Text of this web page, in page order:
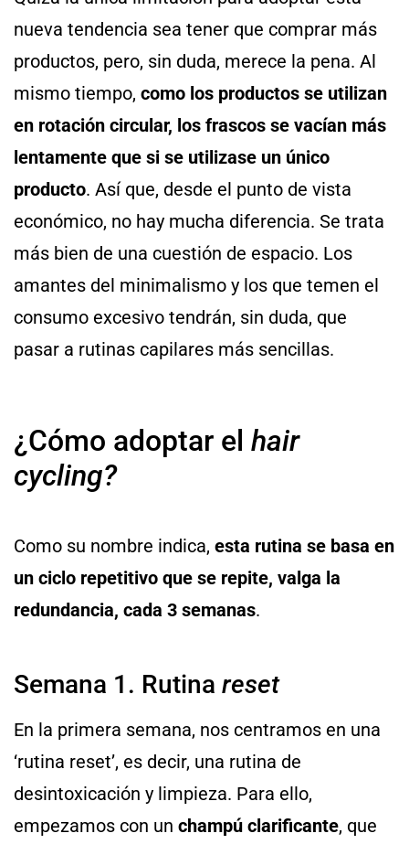
nueva tendencia sea tener que comprar más
productos, pero, sin duda, merece la pena. Al
mismo tiempo, como los productos se utilizan
en rotación circular, los frascos se vacían más
lentamente que si se utilizase un único
producto. Así que, desde el punto de vista
económico, no hay mucha diferencia. Se trata
más bien de una cuestión de espacio. Los
amantes del minimalismo y los que temen el
consumo excesivo tendrán, sin duda, que
pasar a rutinas capilares más sencillas.
¿Cómo adoptar el hair
cycling?
Como su nombre indica, esta rutina se basa en
un ciclo repetitivo que se repite, valga la
redundancia, cada 3 semanas.
Semana 1. Rutina reset
En la primera semana, nos centramos en una
‘rutina reset’, es decir, una rutina de
desintoxicación y limpieza. Para ello,
empezamos con un champú clarificante, que